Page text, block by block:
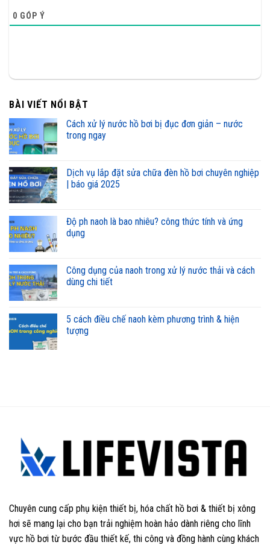
0 GÓP Ý
BÀI VIẾT NỔI BẬT
cách xử lý nước hồ bơi bị đục đơn giản – nước
trong ngay
dịch vụ lắp đặt sửa chữa đèn hồ bơi chuyên nghiệp
| báo giá 2025
độ ph naoh là bao nhiêu? công thức tính và ứng
dụng
công dụng của naoh trong xử lý nước thải và cách
dùng chi tiết
5 cách điều chế naoh kèm phương trình & hiện
tượng
Chuyên cung cấp phụ kiện thiết bị, hóa chất hồ bơi & thiết bị xông
hơi sẽ mang lại cho bạn trải nghiệm hoàn hảo dành riêng cho lĩnh
vực hồ bơi từ bước đầu thiết kế, thi công và đồng hành cùng khách